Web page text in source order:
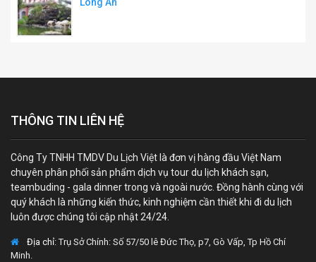
THÔNG TIN LIÊN HỆ
Công Ty TNHH TMDV Du Lịch Việt là đơn vị hàng đầu Việt Nam
chuyên phân phối sản phẩm dịch vụ tour du lịch khách sạn,
teambuding - gala dinner trong và ngoài nước. Đồng hành cùng với
quý khách là những kiến thức, kinh nghiệm cần thiết khi đi du lịch
luôn được chúng tôi cập nhật 24/24.
Địa chỉ:Trụ Sở Chính: Số 57/50 lê Đức Thọ, p7, Gò Vấp, Tp Hồ Chí
Minh.